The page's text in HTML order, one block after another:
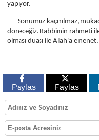
yapıyor.
Sonumuz kaçınılmaz,
döneceğiz. Rabbimin rahmeti
olması duası ile Allah'a emenet.
Paylas Paylas